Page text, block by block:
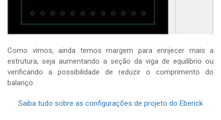
Como vimos, ainda temos margem para enrijecer mais a
estrutura, seja aumentando a seção da viga de equilíbrio ou
verificando a possibilidade de reduzir o comprimento do
balanço.
Saiba tudo sobre as configurações de projeto do Eberick